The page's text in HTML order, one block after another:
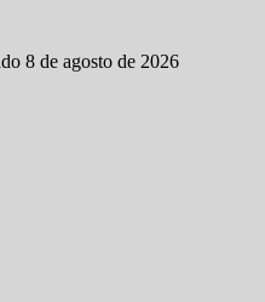
8 de agosto de 2026